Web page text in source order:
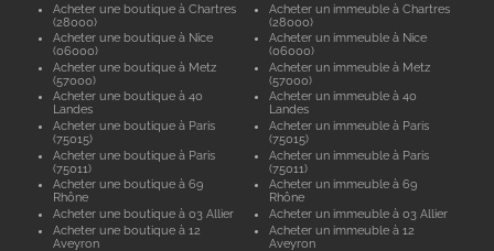
Acheter une boutique à Chartres
(28000)
Acheter une boutique à Nice
(06000)
Acheter une boutique à Metz
(57000)
Acheter une boutique à 40
Landes
Acheter une boutique à Paris
(75015)
Acheter une boutique à Paris
(75011)
Acheter une boutique à 69
Rhône
Acheter une boutique à 03 Allier
Acheter une boutique à 12
Aveyron
Acheter un immeuble à Chartres
(28000)
Acheter un immeuble à Nice
(06000)
Acheter un immeuble à Metz
(57000)
Acheter un immeuble à 40
Landes
Acheter un immeuble à Paris
(75015)
Acheter un immeuble à Paris
(75011)
Acheter un immeuble à 69
Rhône
Acheter un immeuble à 03 Allier
Acheter un immeuble à 12
Aveyron